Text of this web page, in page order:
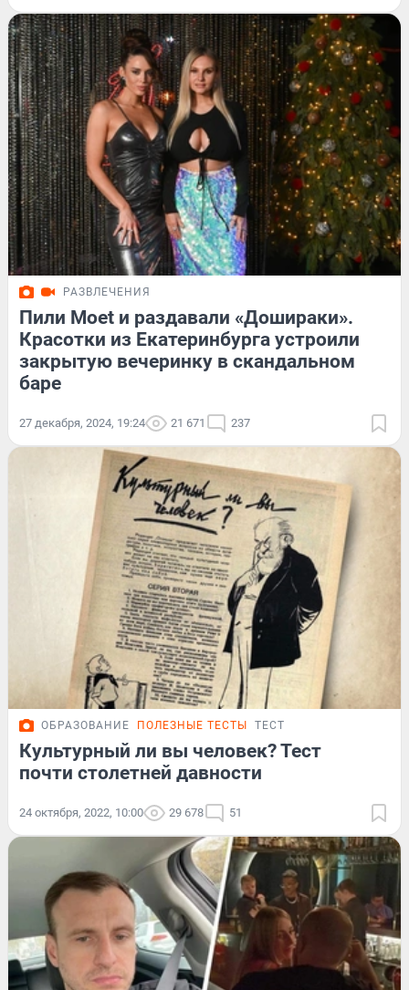
РАЗВЛЕЧЕНИЯ
Пили Moet и раздавали «Дошираки».
Красотки из Екатеринбурга устроили
закрытую вечеринку в скандальном
баре
27 декабря, 2024, 19:24 21 671 237
ОБРАЗОВАНИЕ ПОЛЕЗНЫЕ ТЕСТЫ ТЕСТ
Культурный ли вы человек? Тест
почти столетней давности
24 октября, 2022, 10:00 29 678 51